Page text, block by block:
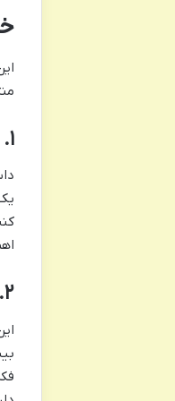
۱. اولدوز و کلاغ ها
۲. اولدوز و عروسک سخنگو